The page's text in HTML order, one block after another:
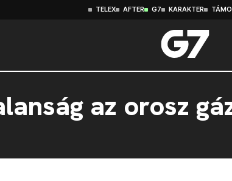
TELEX AFTER G7 KARAKTER
az orosz